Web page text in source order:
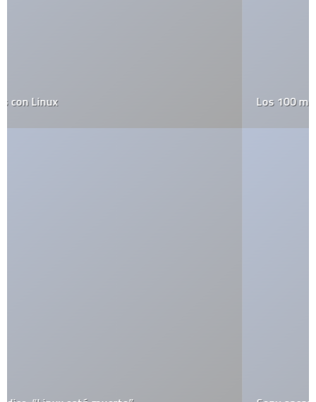
Los 100 mejores productos del 2007 según PC World